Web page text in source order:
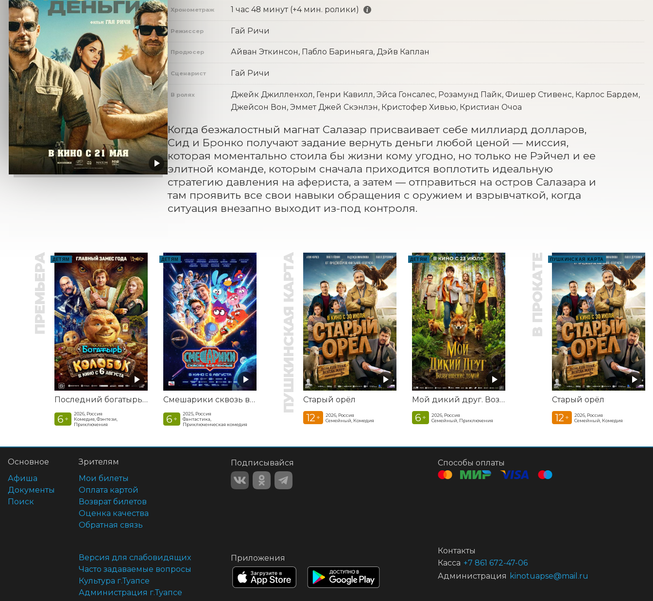
Хронометраж 1 час 48 минут (+4 мин. ролики)
Режиссер Гай Ричи
Продюсер Айван Эткинсон, Пабло Бариньяга, Дэйв Каплан
Сценарист Гай Ричи
В ролях
Джейк Джилленхол, Генри Кавилл, Эйса Гонсалес, Розамунд Пайк, Фишер Стивенс, Карлос Бардем,
Джейсон Вон, Эммет Джей Скэнлэн, Кристофер Хивью, Кристиан Очоа
Когда безжалостный магнат Салазар присваивает себе миллиард долларов,
Сид и Бронко получают задание вернуть деньги любой ценой — миссия,
которая моментально стоила бы жизни кому угодно, но только не Рэйчел и ее
элитной команде, которым сначала приходится воплотить идеальную
стратегию давления на афериста, а затем — отправиться на остров Салазара и
там проявить все свои навыки обращения с оружием и взрывчаткой, когда
ситуация внезапно выходит из-под контроля.
ПРЕМЬЕРА ДЕТЯМ
Последний богатырь. Колобок
6 +
2026, Россия
Комедия, Фэнтези,
Приключения
ДЕТЯМ
Смешарики сквозь вселенные
6 +
2025, Россия
Фантастика,
Приключенческая комедия
ПУШКИНСКАЯ КАРТА Старый орёл
12 +
2026, Россия
Семейный, Комедия
ДЕТЯМ
Мой дикий друг. Возвращение домой
6 +
2026, Россия
Семейный, Приключения
В ПРОКАТЕ ПУШКИНСКАЯ КАРТА
Старый орёл
12 +
2026, Россия
Семейный, Комедия
Основное
Афиша
Документы
Поиск
Зрителям
Мои билеты
Оплата картой
Возврат билетов
Оценка качества
Обратная связь
Версия для слабовидящих
Часто задаваемые вопросы
Культура г.Туапсе
Администрация г.Туапсе
Подписывайся
Приложения
Способы оплаты
Контакты
Касса +7 861 672-47-06
Администрация kinotuapse@mail.ru